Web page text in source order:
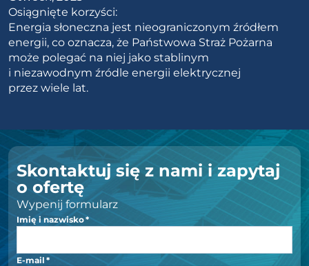
Osiągnięte korzyści:
Energia słoneczna jest nieograniczonym źródłem
energii, co oznacza, że Państwowa Straż Pożarna
może polegać na niej jako stablinym
i niezawodnym źródle energii elektrycznej
przez wiele lat.
Skontaktuj się z nami i zapytaj
o ofertę
Wypenij formularz
Imię i nazwisko*
E-mail *